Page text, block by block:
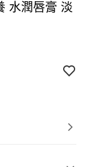
水潤唇膏 淡